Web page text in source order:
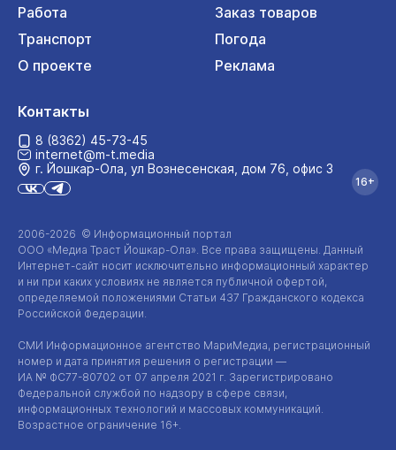
Работа
Заказ товаров
Транспорт
Погода
О проекте
Реклама
2006-2026 © Информационный портал
ООО «Медиа Траст Йошкар-Ола». Все права защищены. Данный
Интернет-сайт носит исключительно информационный характер
и ни при каких условиях не является публичной офертой,
определяемой положениями Статьи 437 Гражданского кодекса
Российской Федерации.
СМИ Информационное агентство МариМедиа, регистрационный
номер и дата принятия решения о регистрации —
ИА № ФС77-80702 от 07 апреля 2021 г. Зарегистрировано
Федеральной службой по надзору в сфере связи,
информационных технологий и массовых коммуникаций.
Возрастное ограничение 16+.
Контакты
8 (8362) 45-73-45
internet@m-t.media
г. Йошкар‑Ола, ул Вознесенская, дом 76, офис 3
16+